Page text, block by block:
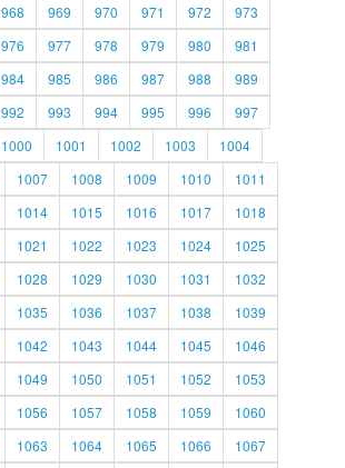
968 969 970 971 972
973
976 977 978 979 980
981
984 985 986 987 988
989
992 993 994 995 996
997
1000 1001 1002 1003
1004
1007 1008 1009 1010
1011
1014 1015 1016 1017
1018
1021 1022 1023 1024
1025
1028 1029 1030 1031
1032
1035 1036 1037 1038
1039
1042 1043 1044 1045
1046
1049 1050 1051 1052
1053
1056 1057 1058 1059
1060
1063 1064 1065 1066
1067